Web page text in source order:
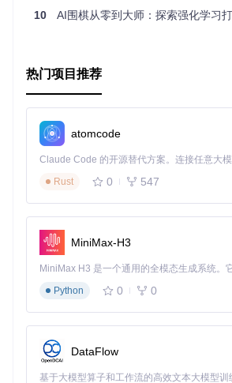
10 AI围棋从零到大师：探索强化学习打造
热门项目推荐
atomcode
Rust
0 547
MiniMax-H3
Python
0 0
DataFlow
基于大模型算子和工作流的高效文本大模型训